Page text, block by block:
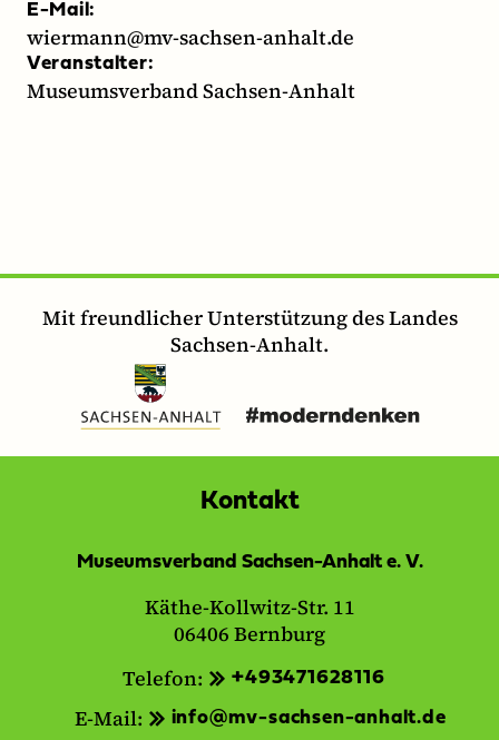
E-Mail:
wiermann@mv-sachsen-anhalt.de
Veranstalter:
Museumsverband Sachsen-Anhalt
Mit freundlicher Unterstützung des Landes
Sachsen-Anhalt.
Kontakt
Museumsverband Sachsen-Anhalt e. V.
Käthe-Kollwitz-Str. 11
06406 Bernburg
Telefon:
+493471628116
E-Mail: info@mv-sachsen-anhalt.de